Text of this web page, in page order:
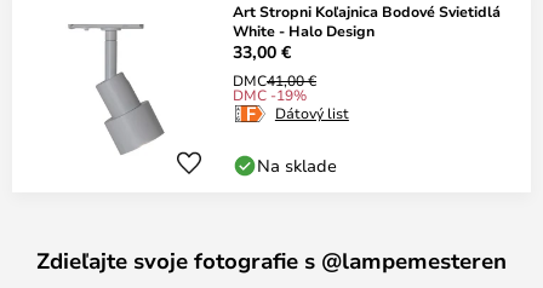
Art Stropni Koľajnica Bodové Svietidlá
White - Halo Design
33,00 €
DMC41,00 €
DMC -19%
Dátový list
Na sklade
Zdieľajte svoje fotografie s @lampemesteren